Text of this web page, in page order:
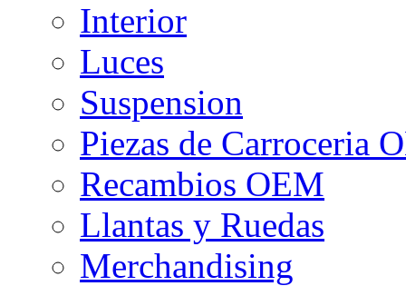
Interior
Luces
Suspension
Piezas de Carroceria
Recambios OEM
Llantas y Ruedas
Merchandising